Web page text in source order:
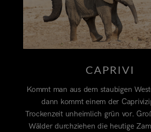
CAPRIVI
Kommt man aus dem staubigen
dann kommt einem der
Trockenzeit unheimlich grün vor.
Wälder durchziehen die heutige